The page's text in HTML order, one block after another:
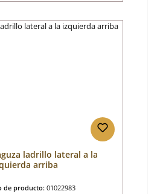
ladrillo lateral a la
arriba
de producto: 01022983